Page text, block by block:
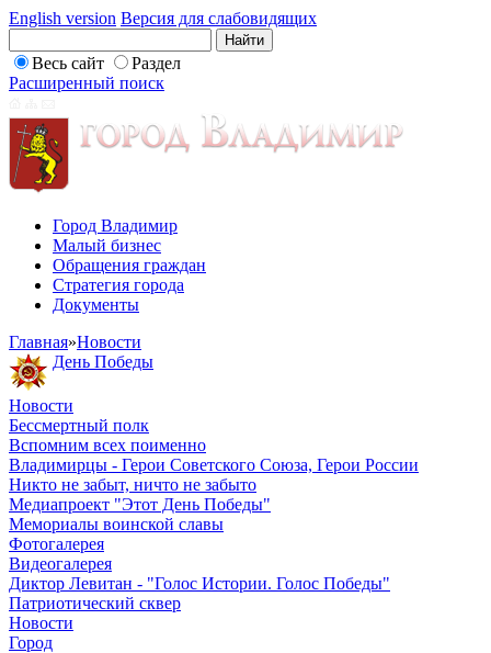
English version Версия для слабовидящих
Весь сайт
Раздел
Расширенный поиск
Город Владимир
Малый бизнес
Обращения граждан
Стратегия города
Документы
Главная»Новости
День Победы
Новости
Бессмертный полк
Вспомним всех поименно
Владимирцы - Герои Советского Союза, Герои России
Никто не забыт, ничто не забыто
Медиапроект "Этот День Победы"
Мемориалы воинской славы
Фотогалерея
Видеогалерея
Диктор Левитан - "Голос Истории. Голос Победы"
Патриотический сквер
Новости
Город